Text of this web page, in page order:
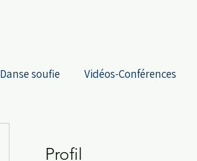
Danse soufie Vidéos-Conférences
Profil